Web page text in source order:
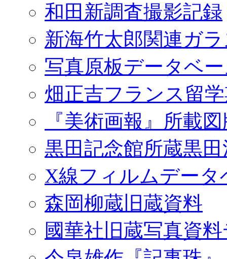
和田新調査撮影記録
新海竹太郎関連ガ
写真原板データベ
畑正吉フランス留
『美術画報』所載
黒田記念館所蔵黒
X線フィルムデータ
森岡柳蔵旧蔵資料
國華社旧蔵写真資